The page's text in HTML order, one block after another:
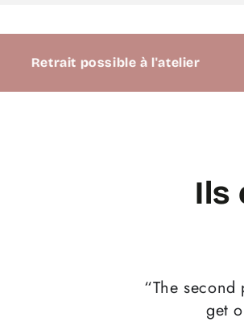
Retrait possible à l'atelier
Ils
“The
get